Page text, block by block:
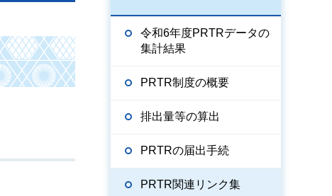
令和6年度PRTRデータの
集計結果
PRTR制度の概要
排出量等の算出
PRTRの届出手続
PRTR関連リンク集